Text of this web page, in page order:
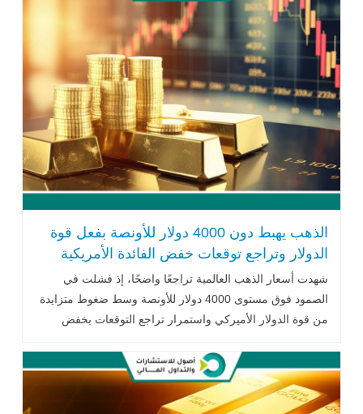
الذهب يهبط دون 4000 دولار للأونصة بفعل قوة
الدولار وتراجع توقعات خفض الفائدة الأمريكية
شهدت أسعار الذهب العالمية تراجعًا واضحًا، إذ فشلت في
الصمود فوق مستوى 4000 دولار للأونصة وسط ضغوط متزايدة
من قوة الدولار الأميركي واستمرار تراجع التوقعات بخفض